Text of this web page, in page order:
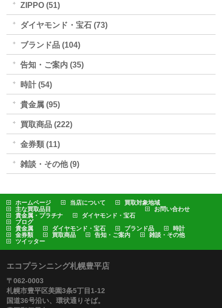
ZIPPO (51)
ダイヤモンド・宝石 (73)
ブランド品 (104)
告知・ご案内 (35)
時計 (54)
貴金属 (95)
買取商品 (222)
金券類 (11)
雑談・その他 (9)
ホームページ 当店について
買取対象地域
主な買取品目
貴金属・プラチナ
ダイヤモンド・宝石
お問い合わせ
ブログ
貴金属
ダイヤモンド・宝石 ブランド品
時計
金券類
買取商品 告知・ご案内
雑談・その他
ツイッター
エコプランニング札幌豊平店
〒062-0003
札幌市豊平区美園3条5丁目1-12
国道36号沿い、環状通りそば。